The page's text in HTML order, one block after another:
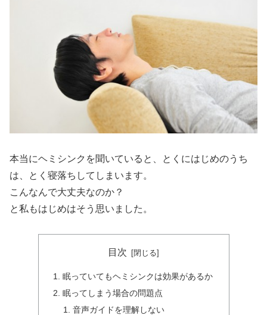
本当にヘミシンクを聞いていると、とくにはじめのうち
は、とく寝落ちしてしまいます。
こんなんで大丈夫なのか？
と私もはじめはそう思いました。
目次
眠っていてもヘミシンクは効果があるか
眠ってしまう場合の問題点
音声ガイドを理解しない